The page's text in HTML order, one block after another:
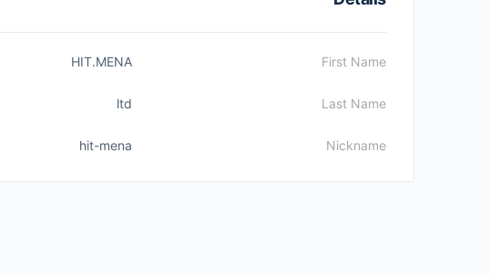
First Name
HIT.MENA
Last Name
ltd
Nickname
hit-mena